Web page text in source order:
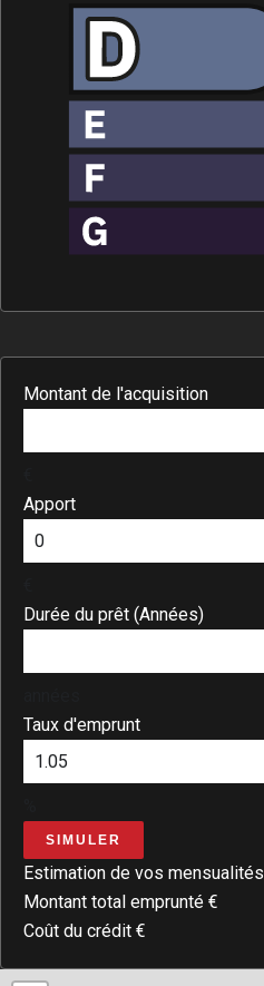
Montant de l'acquisition
Apport
Durée du prêt (Années)
Taux d'emprunt
SIMULER
Estimation de vos mensualités
Montant total emprunté €
Coût du crédit €